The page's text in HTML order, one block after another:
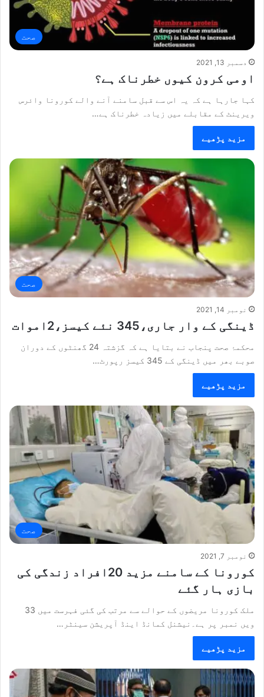
صحت
دسمبر 13, 2021
اومی کرون کیوں خطرناک ہے؟
کہا جارہا ہے کہ یہ اس سے قبل سامنے آنے والے کورونا وائرس
ویرینٹ کے مقابلے میں زیادہ خطرناک ہے…
مزید پڑھیے
صحت
نومبر 14, 2021
ڈینگی کے وار جاری،345 نئے کیسز،2اموات
محکمۂ صحت پنجاب نے بتایا ہے کہ گزشتہ 24 گھنٹوں کے دوران
صوبے بھر میں ڈینگی کے 345 کیسز رپورٹ…
مزید پڑھیے
صحت
نومبر 7, 2021
کورونا کے سامنے مزید 20افراد زندگی کی
بازی ہار گئے
ملک کورونا مریضوں کے حوالے سے مرتب کی گئی فہرست میں 33
ویں نمبر پر ہے۔نیشنل کمانڈ اینڈ آپریشن سینٹر…
مزید پڑھیے